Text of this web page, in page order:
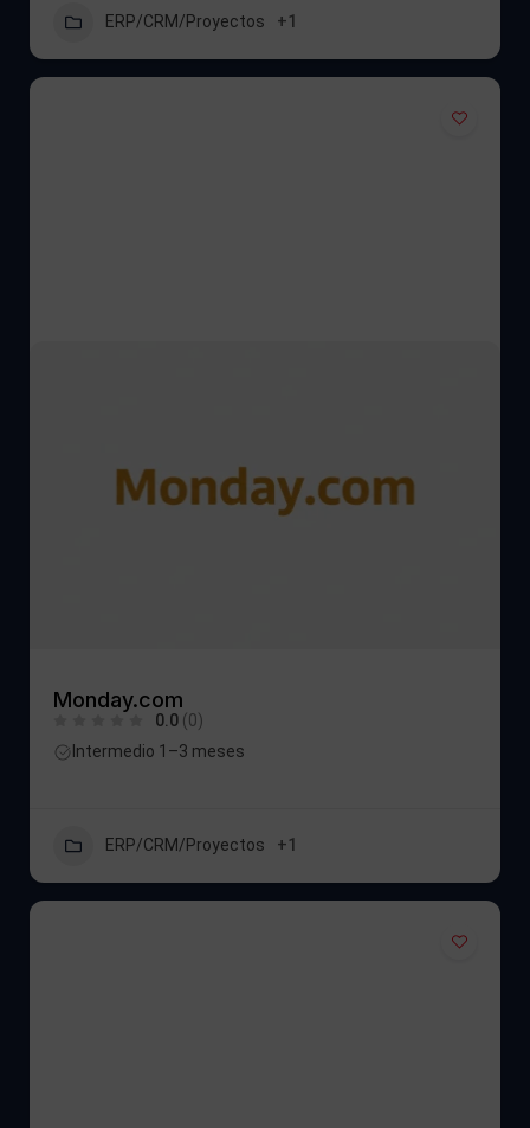
ERP/CRM/Proyectos +1
Monday.com
0.0 (0)
Intermedio 1–3 meses
ERP/CRM/Proyectos +1